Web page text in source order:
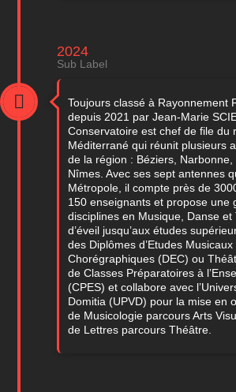
2024
Sub Label
Toujours classé à Rayonnement
depuis 2021 par Jean-Marie
Conservatoire est chef de file du
Méditerrané qui réunit plusieurs
de la région : Béziers,
Nîmes. Avec ses sept antennes
Métropole, il compte près de
150 enseignants et propose une
disciplines en Musique, Danse
d’éveil jusqu’aux études
des Diplômes d’Etudes Musicaux
Chorégraphiques (DEC) ou
de Classes Préparatoires à
(CPES) et collabore avec
Domitia (UPVD) pour la mise en
de Musicologie parcours Arts
de Lettres parcours Théâtre.